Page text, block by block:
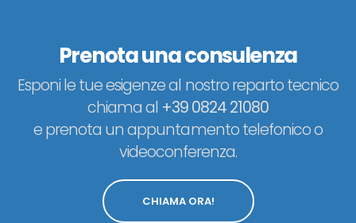
Prenota una consulenza
Esponi le tue esigenze al nostro reparto tecnico
chiama al +39 0824 21080
e prenota un appuntamento telefonico o
videoconferenza.
CHIAMA ORA!